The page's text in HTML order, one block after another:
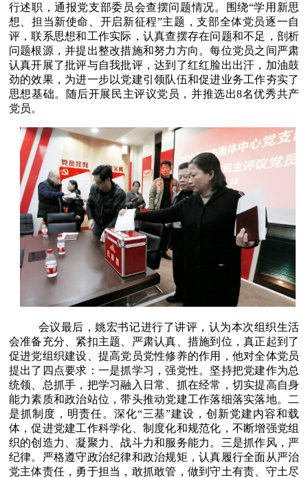
行述职，通报党支部委员会查摆问题情况。围绕“学用新思
想、担当新使命、开启新征程”主题，支部全体党员逐一自
评，联系思想和工作实际，认真查摆存在问题和不足，剖析
问题根源，并提出整改措施和努力方向。每位党员之间严肃
认真开展了批评与自我批评，达到了红红脸出出汗，加油鼓
劲的效果，为进一步以党建引领队伍和促进业务工作夯实了
思想基础。随后开展民主评议党员，并推选出8名优秀共产
党员。
会议最后，姚宏书记进行了讲评，认为本次组织生活
会准备充分、紧扣主题、严肃认真、措施到位，真正起到了
促进党组织建设、提高党员党性修养的作用，他对全体党员
提出了四点要求：一是抓学习，强党性。坚持把党建作为总
统领、总抓手，把学习融入日常、抓在经常，切实提高自身
能力素质和政治站位，带头推动党建工作落细落实落地。二
是抓制度，明责任。深化“三基”建设，创新党建内容和载
体，促进党建工作科学化、制度化和规范化，不断增强党组
织的创造力、凝聚力、战斗力和服务能力。三是抓作风，严
纪律。严格遵守政治纪律和政治规矩，认真履行全面从严治
党主体责任，勇于担当，敢抓敢管，做到守土有责、守土尽